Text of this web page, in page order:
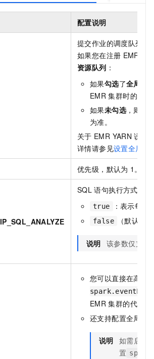
配置说明
提交作业的调度队列，
如果您在注册 EMR
资源队列 ：
如果勾选了全局配
EMR 集群时的配
如果未勾选，则实
为准。
关于 EMR YARN 说明
详情请参见设置全局
优先级，默认为 1。
SQL 语句执行方式。
true ：表示每次
false （默认值
说明 该参数仅支持
您可以直接在高级
EMR 集群的代码
还支持配置全局
说明 如需启用
置